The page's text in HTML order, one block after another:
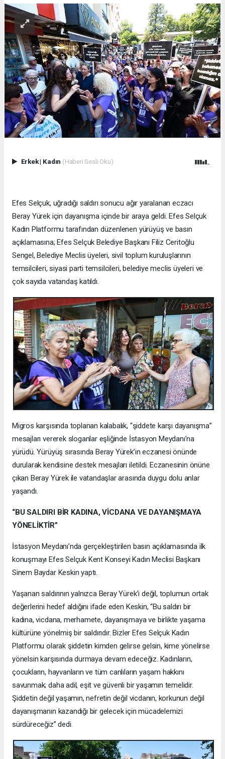
Erkek| Kadın (Haberi Sesli Oku)
Efes Selçuk, uğradığı saldırı sonucu ağır yaralanan eczacı
Beray Yürek için dayanışma içinde bir araya geldi. Efes Selçuk
Kadın Platformu tarafından düzenlenen yürüyüş ve basın
açıklamasına; Efes Selçuk Belediye Başkanı Filiz Ceritoğlu
Sengel, Belediye Meclis üyeleri, sivil toplum kuruluşlarının
temsilcileri, siyasi parti temsilcileri, belediye meclis üyeleri ve
çok sayıda vatandaş katıldı.
Migros karşısında toplanan kalabalık, “şiddete karşı dayanışma”
mesajları vererek sloganlar eşliğinde İstasyon Meydanı’na
yürüdü. Yürüyüş sırasında Beray Yürek’in eczanesi önünde
durularak kendisine destek mesajları iletildi. Eczanesinin önüne
çıkan Beray Yürek ile vatandaşlar arasında duygu dolu anlar
yaşandı.
“BU SALDIRI BİR KADINA, VİCDANA VE DAYANIŞMAYA
YÖNELİKTİR”
İstasyon Meydanı’nda gerçekleştirilen basın açıklamasında ilk
konuşmayı Efes Selçuk Kent Konseyi Kadın Meclisi Başkanı
Sinem Baydar Keskin yaptı.
Yaşanan saldırının yalnızca Beray Yürek’i değil, toplumun ortak
değerlerini hedef aldığını ifade eden Keskin, “Bu saldırı bir
kadına, vicdana, merhamete, dayanışmaya ve birlikte yaşama
kültürüne yönelmiş bir saldırıdır. Bizler Efes Selçuk Kadın
Platformu olarak şiddetin kimden gelirse gelsin, kime yönelirse
yönelsin karşısında durmaya devam edeceğiz. Kadınların,
çocukların, hayvanların ve tüm canlıların yaşam hakkını
savunmak; daha adil, eşit ve güvenli bir yaşamın temelidir.
Şiddetin değil yaşamın, nefretin değil vicdanın, korkunun değil
dayanışmanın kazandığı bir gelecek için mücadelemizi
sürdüreceğiz” dedi.